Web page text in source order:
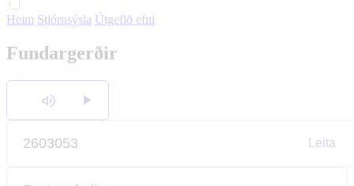
Heim Stjórnsýsla Útgefið efni
Fundargerðir
Hlusta
Leita